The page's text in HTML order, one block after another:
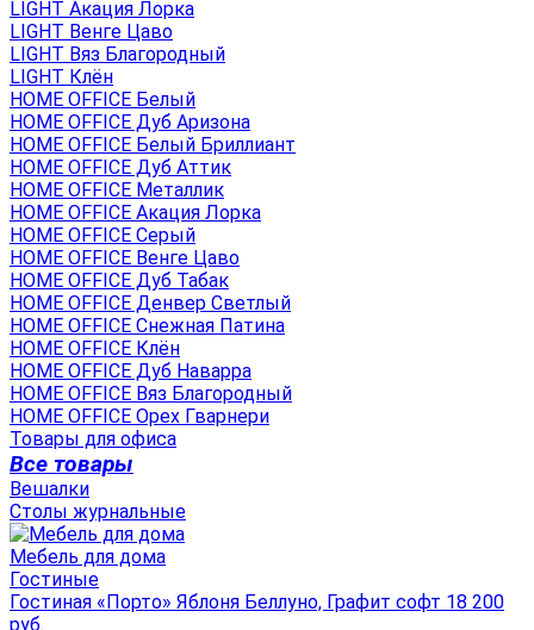
LIGHT Акация Лорка
LIGHT Венге Цаво
LIGHT Вяз Благородный
LIGHT Клён
HOME OFFICE Белый
HOME OFFICE Дуб Аризона
HOME OFFICE Белый Бриллиант
HOME OFFICE Дуб Аттик
HOME OFFICE Металлик
HOME OFFICE Акация Лорка
HOME OFFICE Серый
HOME OFFICE Венге Цаво
HOME OFFICE Дуб Табак
HOME OFFICE Денвер Светлый
HOME OFFICE Снежная Патина
HOME OFFICE Клён
HOME OFFICE Дуб Наварра
HOME OFFICE Вяз Благородный
HOME OFFICE Орех Гварнери
Товары для офиса
Все товары
Вешалки
Столы журнальные
Мебель для дома
Гостиные
Гостиная «Порто» Яблоня Беллуно, Графит софт 18 200
руб.